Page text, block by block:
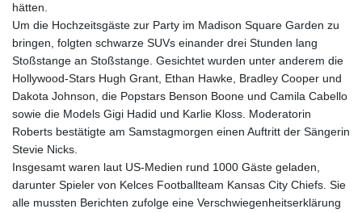
hätten.
Um die Hochzeitsgäste zur Party im Madison Square Garden zu
bringen, folgten schwarze SUVs einander drei Stunden lang
Stoßstange an Stoßstange. Gesichtet wurden unter anderem die
Hollywood-Stars Hugh Grant, Ethan Hawke, Bradley Cooper und
Dakota Johnson, die Popstars Benson Boone und Camila Cabello
sowie die Models Gigi Hadid und Karlie Kloss. Moderatorin
Roberts bestätigte am Samstagmorgen einen Auftritt der Sängerin
Stevie Nicks.
Insgesamt waren laut US-Medien rund 1000 Gäste geladen,
darunter Spieler von Kelces Footballteam Kansas City Chiefs. Sie
alle mussten Berichten zufolge eine Verschwiegenheitserklärung